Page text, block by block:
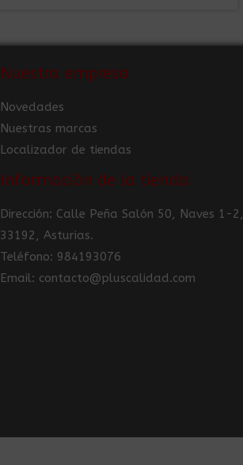
Nuestra empresa
Novedades
Nuestras marcas
Localizador de tiendas
Información de la tienda
Dirección: Calle Peña Salón 50, Naves 1-2,
33192, Asturias.
Teléfono: 984193076
Email: contacto@pluscalidad.com